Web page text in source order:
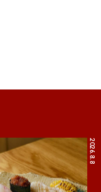
2026.8.8